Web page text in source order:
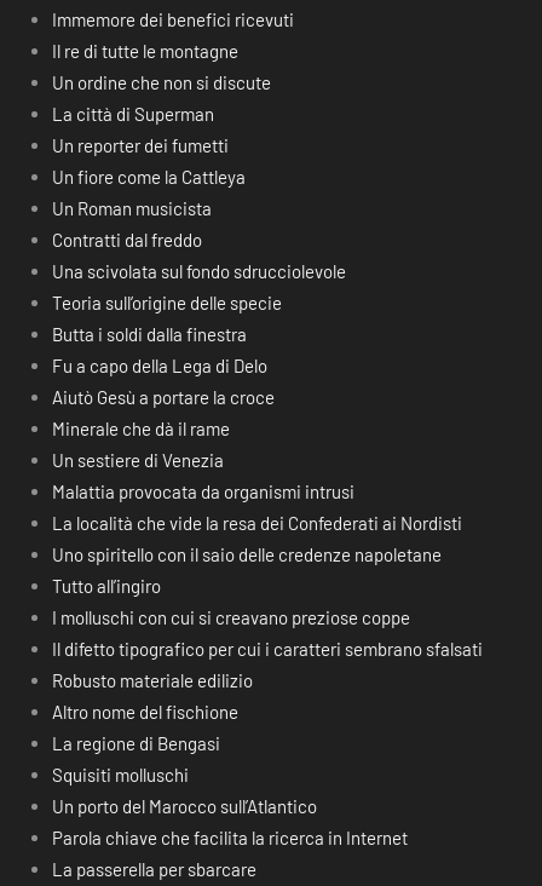
Immemore dei benefici ricevuti
Il re di tutte le montagne
Un ordine che non si discute
La città di Superman
Un reporter dei fumetti
Un fiore come la Cattleya
Un Roman musicista
Contratti dal freddo
Una scivolata sul fondo sdrucciolevole
Teoria sull’origine delle specie
Butta i soldi dalla finestra
Fu a capo della Lega di Delo
Aiutò Gesù a portare la croce
Minerale che dà il rame
Un sestiere di Venezia
Malattia provocata da organismi intrusi
La località che vide la resa dei Confederati ai Nordisti
Uno spiritello con il saio delle credenze napoletane
Tutto all’ingiro
I molluschi con cui si creavano preziose coppe
Il difetto tipografico per cui i caratteri sembrano sfalsati
Robusto materiale edilizio
Altro nome del fischione
La regione di Bengasi
Squisiti molluschi
Un porto del Marocco sull’Atlantico
Parola chiave che facilita la ricerca in Internet
La passerella per sbarcare